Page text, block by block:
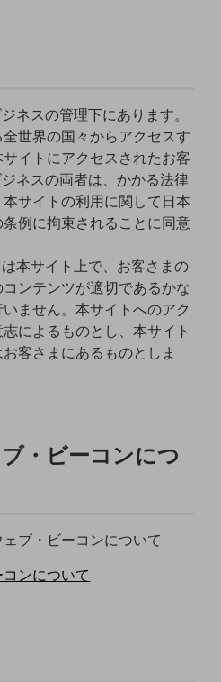
ネスの管理下にあります。
世界の国々からアクセスす
イトにアクセスされたお客
ネスの両者は、かかる法律
サイトの利用に関して日本
例に拘束されることに同意
本サイト上で、お客さまの
ンテンツが適切であるかな
ません。本サイトへのアク
によるものとし、本サイト
客さまにあるものとしま
・ビーコンにつ
ブ・ビーコンについて
ンについて